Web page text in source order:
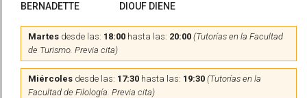
BERNADETTE DIOUF DIENE
Martes desde las: 18:00 hasta las: 20:00 (Tutorías en la Facultad
de Turismo. Previa cita)
Miércoles desde las: 17:30 hasta las: 19:30 (Tutorías en la
Facultad de Filología. Previa cita)